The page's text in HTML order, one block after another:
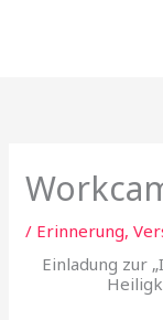
/ Erinnerung,
Einladung zur